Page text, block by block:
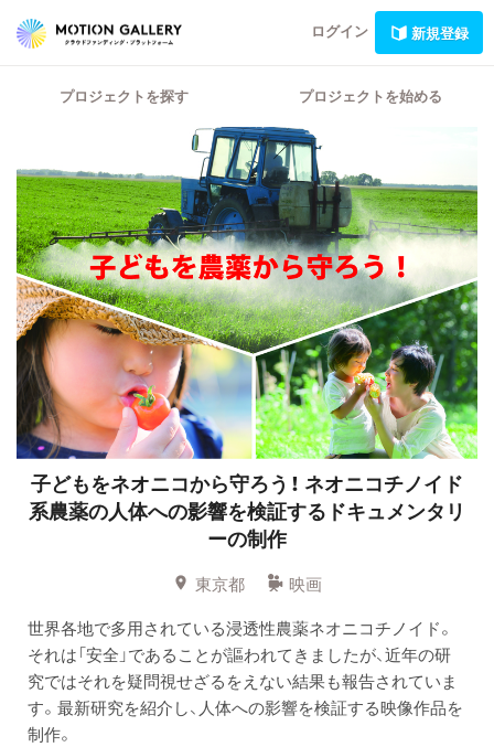
ログイン 新規登録
プロジェクトを探す プロジェクトを始める
子どもをネオニコから守ろう！ ネオニコチノイド
系農薬の人体への影響を検証するドキュメンタリ
ーの制作
東京都
映画
世界各地で多用されている浸透性農薬ネオニコチノイド。
それは「安全」であることが謳われてきましたが、近年の研
究ではそれを疑問視せざるをえない結果も報告されていま
す。最新研究を紹介し、人体への影響を検証する映像作品を
制作。